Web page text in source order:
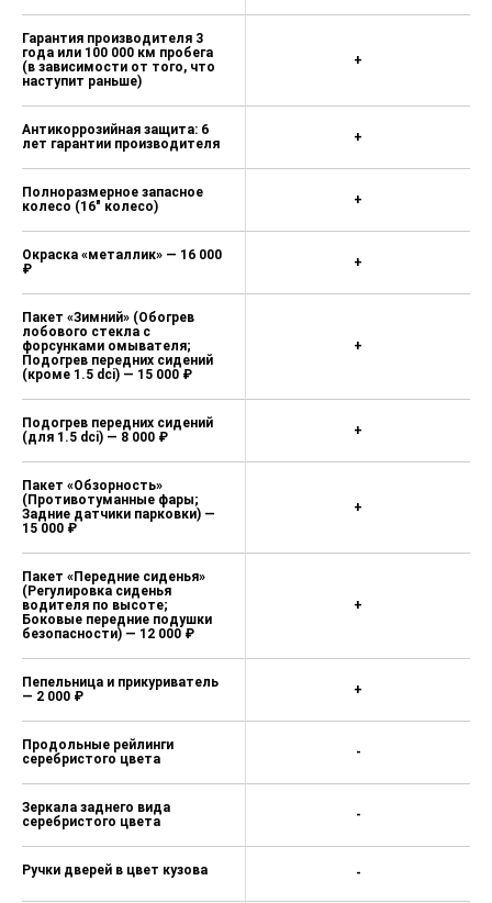
Гарантия производителя 3
года или 100 000 км пробега
(в зависимости от того, что
наступит раньше)
Антикоррозийная защита: 6
лет гарантии производителя
Полноразмерное запасное
колесо (16" колесо)
Окраска «металлик» — 16 000
₽
Пакет «Зимний» (Обогрев
лобового стекла с
форсунками омывателя;
Подогрев передних сидений
(кроме 1.5 dci) — 15 000 ₽
Подогрев передних сидений
(для 1.5 dci) — 8 000 ₽
Пакет «Обзорность»
(Противотуманные фары;
Задние датчики парковки) —
15 000 ₽
Пакет «Передние сиденья»
(Регулировка сиденья
водителя по высоте;
Боковые передние подушки
безопасности) — 12 000 ₽
Пепельница и прикуриватель
— 2 000 ₽
Продольные рейлинги
серебристого цвета
Зеркала заднего вида
серебристого цвета
Ручки дверей в цвет кузова
+
+
+
+
+
+
+
+
+
-
-
-